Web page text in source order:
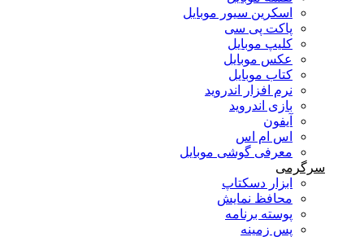
اسکرین سیور موبایل
پاکت پی سی
کلیپ موبایل
عکس موبایل
کتاب موبایل
نرم افزار اندروید
بازی اندروید
آیفون
اس ام اس
معرفی گوشی موبایل
سرگرمی
ابزار دسکتاپ
محافظ نمایش
پوسته برنامه
پس زمینه